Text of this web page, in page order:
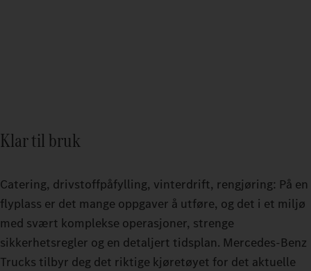
Klar til bruk
Catering, drivstoffpåfylling, vinterdrift, rengjøring: På en
flyplass er det mange oppgaver å utføre, og det i et miljø
med svært komplekse operasjoner, strenge
sikkerhetsregler og en detaljert tidsplan. Mercedes‑Benz
Trucks tilbyr deg det riktige kjøretøyet for det aktuelle